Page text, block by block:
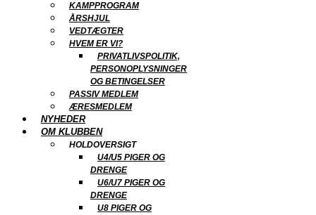
KAMPPROGRAM
ÅRSHJUL
VEDTÆGTER
HVEM ER VI?
PRIVATLIVSPOLITIK,
PERSONOPLYSNINGER
OG BETINGELSER
PASSIV MEDLEM
ÆRESMEDLEM
NYHEDER
OM KLUBBEN
HOLDOVERSIGT
U4/U5 PIGER OG
DRENGE
U6/U7 PIGER OG
DRENGE
U8 PIGER OG